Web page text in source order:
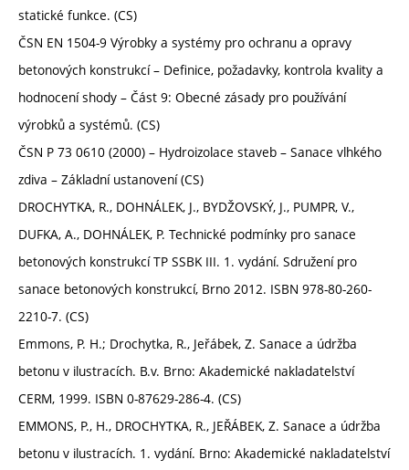
statické funkce. (CS)
ČSN EN 1504-9 Výrobky a systémy pro ochranu a opravy
betonových konstrukcí – Definice, požadavky, kontrola kvality a
hodnocení shody – Část 9: Obecné zásady pro používání
výrobků a systémů. (CS)
ČSN P 73 0610 (2000) – Hydroizolace staveb – Sanace vlhkého
zdiva – Základní ustanovení (CS)
DROCHYTKA, R., DOHNÁLEK, J., BYDŽOVSKÝ, J., PUMPR, V.,
DUFKA, A., DOHNÁLEK, P. Technické podmínky pro sanace
betonových konstrukcí TP SSBK III. 1. vydání. Sdružení pro
sanace betonových konstrukcí, Brno 2012. ISBN 978-80-260-
2210-7. (CS)
Emmons, P. H.; Drochytka, R., Jeřábek, Z. Sanace a údržba
betonu v ilustracích. B.v. Brno: Akademické nakladatelství
CERM, 1999. ISBN 0-87629-286-4. (CS)
EMMONS, P., H., DROCHYTKA, R., JEŘÁBEK, Z. Sanace a údržba
betonu v ilustracích. 1. vydání. Brno: Akademické nakladatelství